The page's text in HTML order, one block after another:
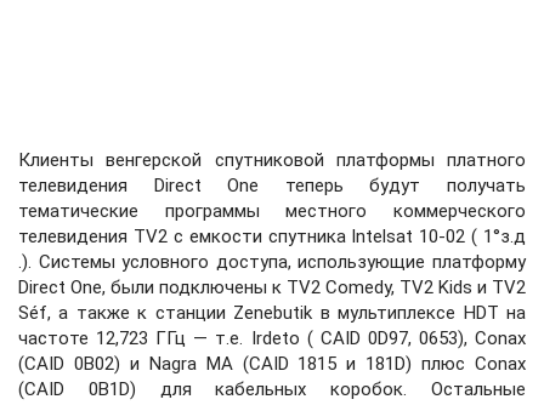
Клиенты венгерской спутниковой платформы платного
телевидения Direct One теперь будут получать
тематические программы местного коммерческого
телевидения TV2 с емкости спутника Intelsat 10-02 ( 1°з.д
.). Системы условного доступа, использующие платформу
Direct One, были подключены к TV2 Comedy, TV2 Kids и TV2
Séf, а также к станции Zenebutik в мультиплексе HDT на
частоте 12,723 ГГц — т.е. Irdeto ( CAID 0D97, 0653), Conax
(CAID 0B02) и Nagra MA (CAID 1815 и 181D) плюс Conax
(CAID 0B1D) для кабельных коробок. Остальные